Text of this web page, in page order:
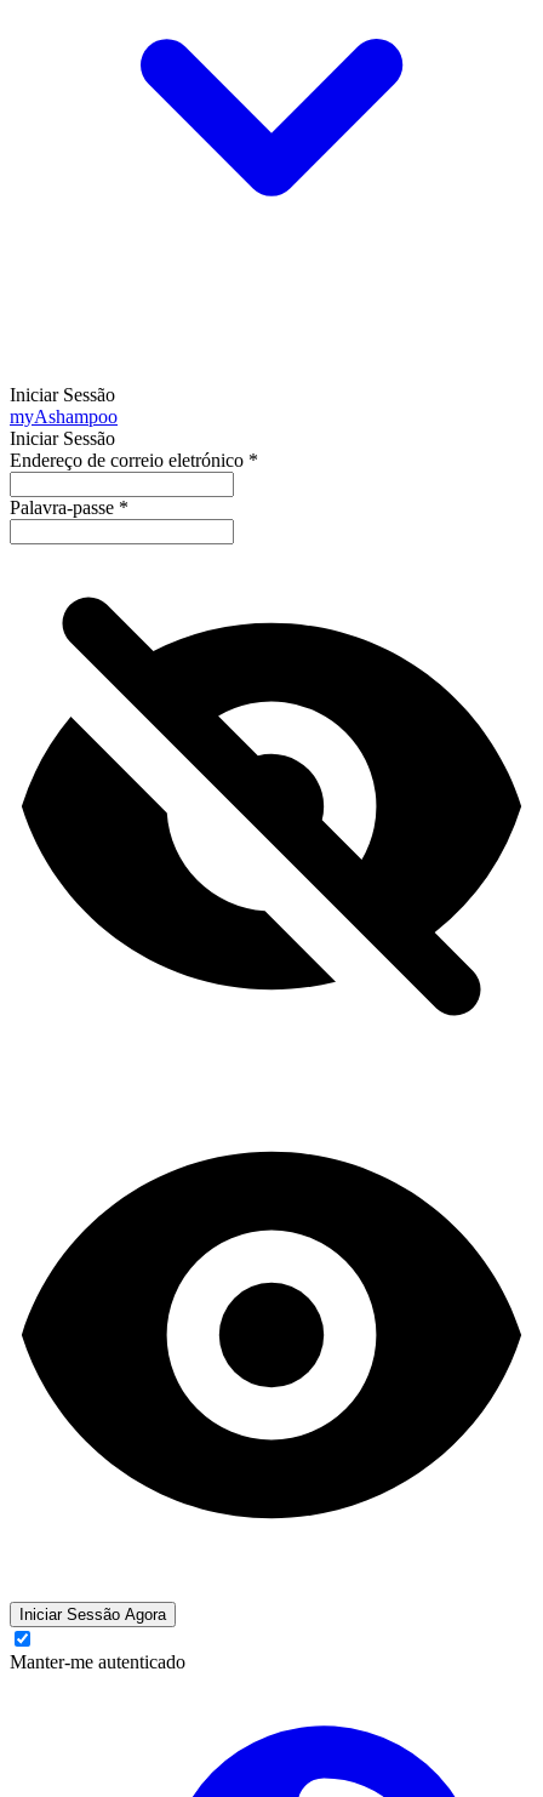
Iniciar Sessão
myAshampoo
Iniciar Sessão
Endereço de correio eletrónico *
Palavra-passe *
Iniciar Sessão Agora
Manter-me autenticado